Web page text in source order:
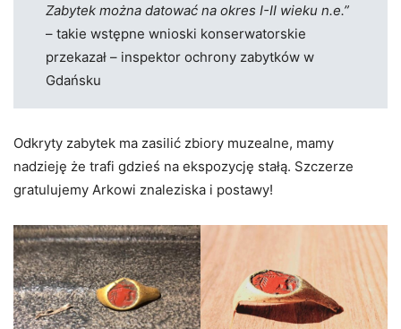
Zabytek można datować na okres I-II wieku n.e.”
– takie wstępne wnioski konserwatorskie
przekazał – inspektor ochrony zabytków w
Gdańsku
Odkryty zabytek ma zasilić zbiory muzealne, mamy
nadzieję że trafi gdzieś na ekspozycję stałą. Szczerze
gratulujemy Arkowi znaleziska i postawy!